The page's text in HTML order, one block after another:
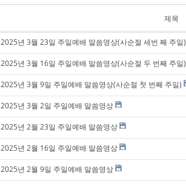
제목
2025년 3월 23일 주일예배 말씀영상(사순절 세번 째 주일)
2025년 3월 16일 주일예배 말씀영상(사순절 두 번째 주일)
2025년 3월 9일 주일예배 말씀영상(사순절 첫 번째 주일)
2025년 3월 2일 주일예배 말씀영상
2025년 2월 23일 주일예배 말씀영상
2025년 2월 16일 주일예배 말씀영상
2025년 2월 9일 주일예배 말씀영상